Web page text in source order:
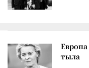
тыла